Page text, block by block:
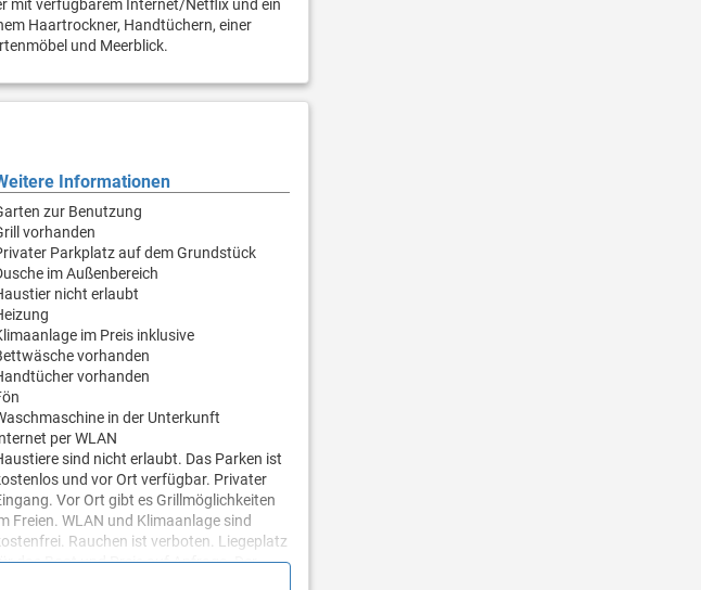
mit verfügbarem Internet/Netflix und ein
Haartrockner, Handtüchern, einer
und Meerblick.
Informationen
zur Benutzung
vorhanden
Parkplatz auf dem Grundstück
im Außenbereich
nicht erlaubt
im Preis inklusive
vorhanden
vorhanden
in der Unterkunft
per WLAN
sind nicht erlaubt. Das Parken ist
und vor Ort verfügbar. Privater
Vor Ort gibt es Grillmöglichkeiten
Freien. WLAN und Klimaanlage sind
Rauchen ist verboten. Liegeplatz
das Boot und Preis auf Anfrage. Der